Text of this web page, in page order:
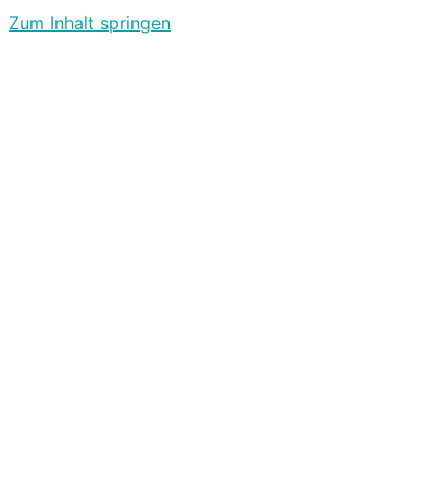
Zum Inhalt springen